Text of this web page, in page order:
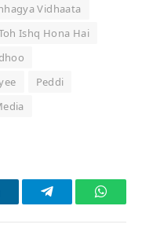
Vidhaata
Ishq Hona Hai
Peddi
Telegram